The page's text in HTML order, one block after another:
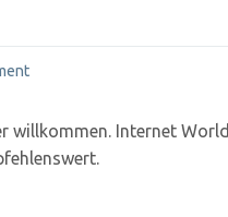
willkommen. Internet World